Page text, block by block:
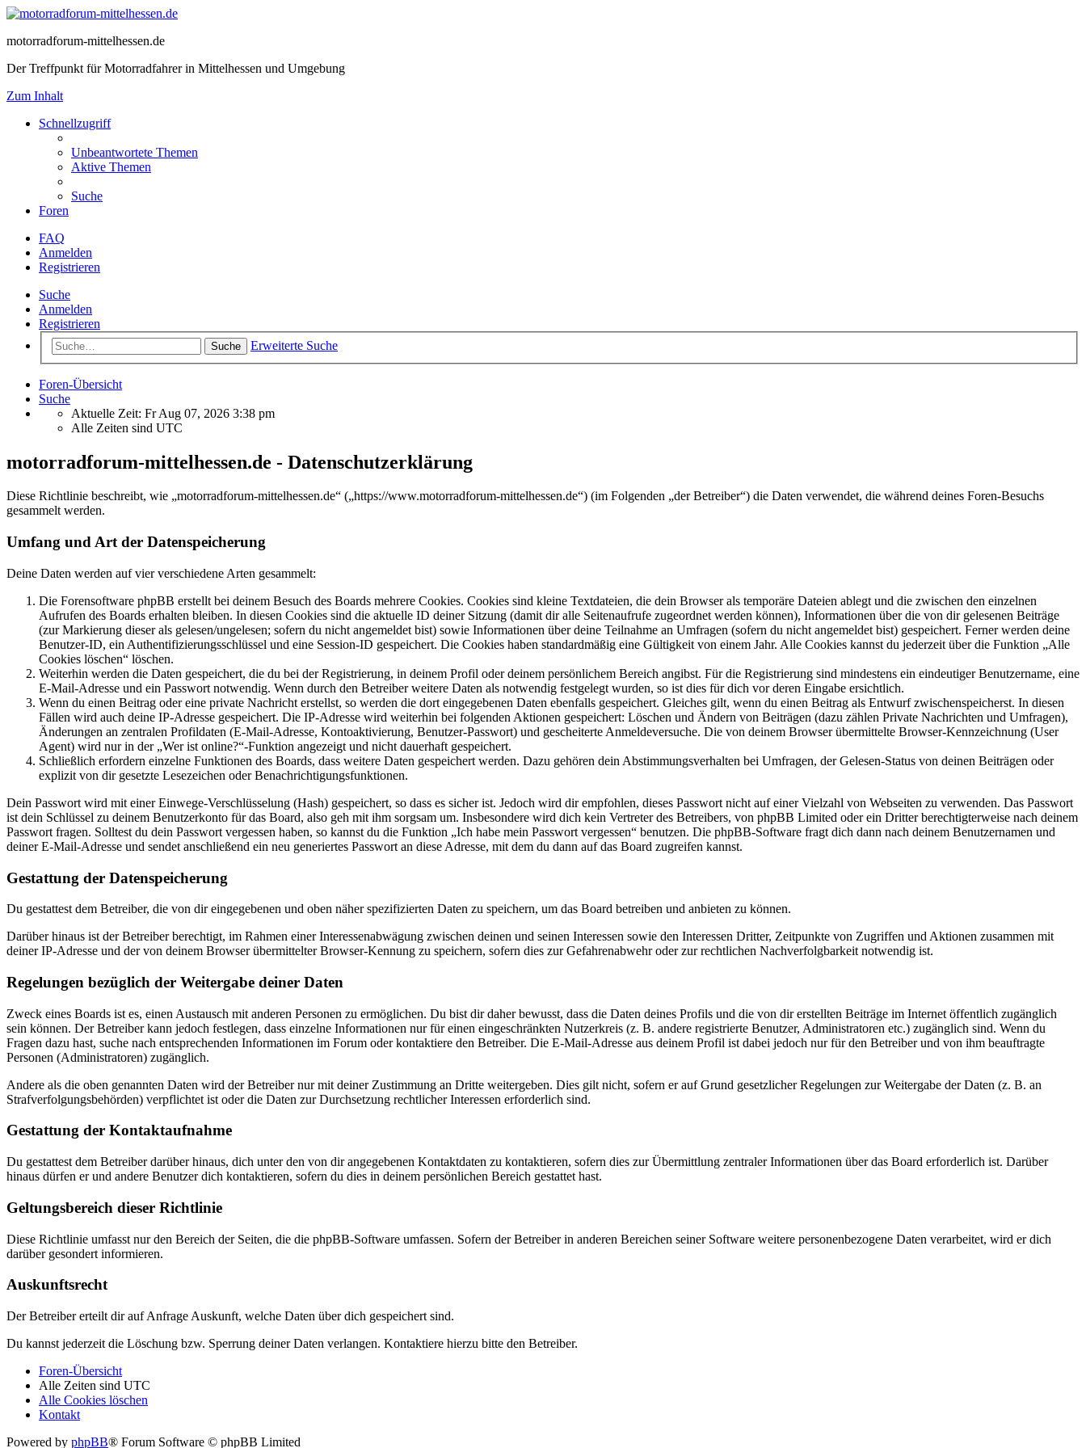
motorradforum-mittelhessen.de
Der Treffpunkt für Motorradfahrer in Mittelhessen und Umgebung
Zum Inhalt
Schnellzugriff
Unbeantwortete Themen
Aktive Themen
Suche
Foren
FAQ
Anmelden
Registrieren
Suche
Anmelden
Registrieren
Suche Erweiterte Suche
Foren-Übersicht
Suche
Aktuelle Zeit: Fr Aug 07, 2026 3:38 pm
Alle Zeiten sind UTC
motorradforum-mittelhessen.de - Datenschutzerklärung
Diese Richtlinie beschreibt, wie „motorradforum-mittelhessen.de“ („https://www.motorradforum-mittelhessen.de“) (im Folgenden „der Betreiber“) die Daten verwendet, die während deines Foren-Besuchs
gesammelt werden.
Umfang und Art der Datenspeicherung
Deine Daten werden auf vier verschiedene Arten gesammelt:
Die Forensoftware phpBB erstellt bei deinem Besuch des Boards mehrere Cookies. Cookies sind kleine Textdateien, die dein Browser als temporäre Dateien ablegt und die zwischen den einzelnen
Aufrufen des Boards erhalten bleiben. In diesen Cookies sind die aktuelle ID deiner Sitzung (damit dir alle Seitenaufrufe zugeordnet werden können), Informationen über die von dir gelesenen Beiträge
(zur Markierung dieser als gelesen/ungelesen; sofern du nicht angemeldet bist) sowie Informationen über deine Teilnahme an Umfragen (sofern du nicht angemeldet bist) gespeichert. Ferner werden deine
Benutzer-ID, ein Authentifizierungsschlüssel und eine Session-ID gespeichert. Die Cookies haben standardmäßig eine Gültigkeit von einem Jahr. Alle Cookies kannst du jederzeit über die Funktion „Alle
Cookies löschen“ löschen.
Weiterhin werden die Daten gespeichert, die du bei der Registrierung, in deinem Profil oder deinem persönlichem Bereich angibst. Für die Registrierung sind mindestens ein eindeutiger Benutzername, eine
E-Mail-Adresse und ein Passwort notwendig. Wenn durch den Betreiber weitere Daten als notwendig festgelegt wurden, so ist dies für dich vor deren Eingabe ersichtlich.
Wenn du einen Beitrag oder eine private Nachricht erstellst, so werden die dort eingegebenen Daten ebenfalls gespeichert. Gleiches gilt, wenn du einen Beitrag als Entwurf zwischenspeicherst. In diesen
Fällen wird auch deine IP-Adresse gespeichert. Die IP-Adresse wird weiterhin bei folgenden Aktionen gespeichert: Löschen und Ändern von Beiträgen (dazu zählen Private Nachrichten und Umfragen),
Änderungen an zentralen Profildaten (E-Mail-Adresse, Kontoaktivierung, Benutzer-Passwort) und gescheiterte Anmeldeversuche. Die von deinem Browser übermittelte Browser-Kennzeichnung (User
Agent) wird nur in der „Wer ist online?“-Funktion angezeigt und nicht dauerhaft gespeichert.
Schließlich erfordern einzelne Funktionen des Boards, dass weitere Daten gespeichert werden. Dazu gehören dein Abstimmungsverhalten bei Umfragen, der Gelesen-Status von deinen Beiträgen oder
explizit von dir gesetzte Lesezeichen oder Benachrichtigungsfunktionen.
Dein Passwort wird mit einer Einwege-Verschlüsselung (Hash) gespeichert, so dass es sicher ist. Jedoch wird dir empfohlen, dieses Passwort nicht auf einer Vielzahl von Webseiten zu verwenden. Das Passwort
ist dein Schlüssel zu deinem Benutzerkonto für das Board, also geh mit ihm sorgsam um. Insbesondere wird dich kein Vertreter des Betreibers, von phpBB Limited oder ein Dritter berechtigterweise nach deinem
Passwort fragen. Solltest du dein Passwort vergessen haben, so kannst du die Funktion „Ich habe mein Passwort vergessen“ benutzen. Die phpBB-Software fragt dich dann nach deinem Benutzernamen und
deiner E-Mail-Adresse und sendet anschließend ein neu generiertes Passwort an diese Adresse, mit dem du dann auf das Board zugreifen kannst.
Gestattung der Datenspeicherung
Du gestattest dem Betreiber, die von dir eingegebenen und oben näher spezifizierten Daten zu speichern, um das Board betreiben und anbieten zu können.
Darüber hinaus ist der Betreiber berechtigt, im Rahmen einer Interessenabwägung zwischen deinen und seinen Interessen sowie den Interessen Dritter, Zeitpunkte von Zugriffen und Aktionen zusammen mit
deiner IP-Adresse und der von deinem Browser übermittelter Browser-Kennung zu speichern, sofern dies zur Gefahrenabwehr oder zur rechtlichen Nachverfolgbarkeit notwendig ist.
Regelungen bezüglich der Weitergabe deiner Daten
Zweck eines Boards ist es, einen Austausch mit anderen Personen zu ermöglichen. Du bist dir daher bewusst, dass die Daten deines Profils und die von dir erstellten Beiträge im Internet öffentlich zugänglich
sein können. Der Betreiber kann jedoch festlegen, dass einzelne Informationen nur für einen eingeschränkten Nutzerkreis (z. B. andere registrierte Benutzer, Administratoren etc.) zugänglich sind. Wenn du
Fragen dazu hast, suche nach entsprechenden Informationen im Forum oder kontaktiere den Betreiber. Die E-Mail-Adresse aus deinem Profil ist dabei jedoch nur für den Betreiber und von ihm beauftragte
Personen (Administratoren) zugänglich.
Andere als die oben genannten Daten wird der Betreiber nur mit deiner Zustimmung an Dritte weitergeben. Dies gilt nicht, sofern er auf Grund gesetzlicher Regelungen zur Weitergabe der Daten (z. B. an
Strafverfolgungsbehörden) verpflichtet ist oder die Daten zur Durchsetzung rechtlicher Interessen erforderlich sind.
Gestattung der Kontaktaufnahme
Du gestattest dem Betreiber darüber hinaus, dich unter den von dir angegebenen Kontaktdaten zu kontaktieren, sofern dies zur Übermittlung zentraler Informationen über das Board erforderlich ist. Darüber
hinaus dürfen er und andere Benutzer dich kontaktieren, sofern du dies in deinem persönlichen Bereich gestattet hast.
Geltungsbereich dieser Richtlinie
Diese Richtlinie umfasst nur den Bereich der Seiten, die die phpBB-Software umfassen. Sofern der Betreiber in anderen Bereichen seiner Software weitere personenbezogene Daten verarbeitet, wird er dich
darüber gesondert informieren.
Auskunftsrecht
Der Betreiber erteilt dir auf Anfrage Auskunft, welche Daten über dich gespeichert sind.
Du kannst jederzeit die Löschung bzw. Sperrung deiner Daten verlangen. Kontaktiere hierzu bitte den Betreiber.
Foren-Übersicht
Alle Zeiten sind UTC
Alle Cookies löschen
Kontakt
Powered by phpBB® Forum Software © phpBB Limited